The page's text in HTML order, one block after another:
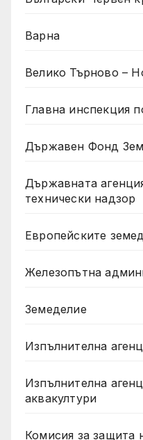
Варна
Велико Търново –
Главна инспекция
Държавен Фонд
Държавната
технически надзор
Европейските
Железопътна
Земеделие
Изпълнителна
Изпълнителна
аквакултури
Комисия за защита